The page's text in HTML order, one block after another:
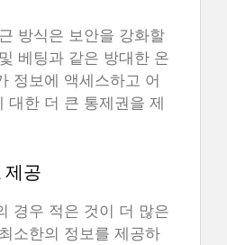
방식은 보안을 강화할
베팅과 같은 방대한 온
정보에 액세스하고 어
대한 더 큰 통제권을 제
제공
경우 적은 것이 더 많은
소한의 정보를 제공하